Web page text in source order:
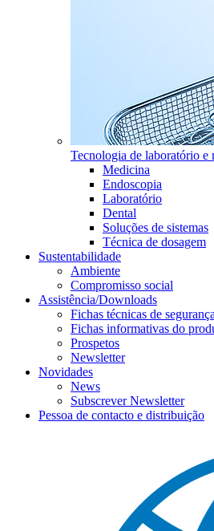
Tecnologia de laboratório e
Medicina
Endoscopia
Laboratório
Dental
Soluções de sistemas
Técnica de dosagem
Sustentabilidade
Ambiente
Compromisso social
Assistência/Downloads
Fichas técnicas de segurança
Fichas informativas do
Prospetos
Newsletter
Novidades
News
Subscrever Newsletter
Pessoa de contacto e distribuição